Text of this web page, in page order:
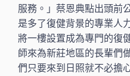
服務。」蔡恩典點出頭前
是多了復健背景的專業人
將一樓設置成為專門的復
師來為新莊地區的長輩們
們只要來到日照就不必擔